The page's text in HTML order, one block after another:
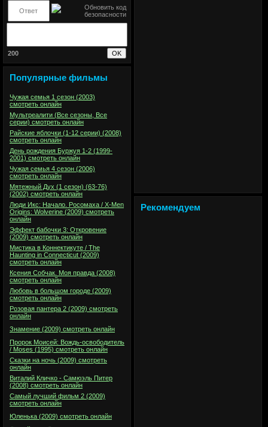
200
Популярные фильмы
Чужая семья 1 сезон (2003)
смотреть онлайн
Мультреалити (Все сезоны, Все
серии) смотреть онлайн
Райские яблочки (1-12 серии) (2008)
смотреть онлайн
День рождения Буржуя 1-2 (1999-
2001) смотреть онлайн
Чужая семья 4 сезон (2006)
смотреть онлайн
Мятежный Дух (1 сезон) (63-76)
(2002) смотреть онлайн
Люди Икс: Начало. Росомаха / X-Men
Origins: Wolverine (2009) смотреть
онлайн
Эффект бабочки 3: Откровение
(2009) смотреть онлайн
Мистика в Коннектикуте / The
Haunting in Connecticut (2009)
смотреть онлайн
Ксения Собчак. Моя правда (2008)
смотреть онлайн
Любовь в большом городе (2009)
смотреть онлайн
Розовая пантера 2 (2009) смотреть
онлайн
Знамение (2009) смотреть онлайн
Пророк Моисей: Вождь-освободитель
/ Moses (1995) смотреть онлайн
Сказки на ночь (2009) смотреть
онлайн
Виталий Кличко - Самюэль Питер
(2008) смотреть онлайн
Самый лучший фильм 2 (2009)
смотреть онлайн
Юленька (2009) смотреть онлайн
Рекомендуем